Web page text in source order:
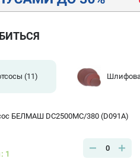
(11)
БЕЛМАШ DC2500MC/380 (D091A)
1
0